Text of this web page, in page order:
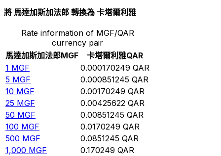
將 馬達加斯加法郎 轉換為 卡塔爾利雅
Rate information of MGF/QAR
currency pair
馬達加斯加法郎MGF 卡塔爾利雅QAR
1 MGF 0.000170249 QAR
5 MGF 0.000851245 QAR
10 MGF 0.00170249 QAR
25 MGF 0.00425622 QAR
50 MGF 0.00851245 QAR
100 MGF 0.0170249 QAR
500 MGF 0.0851245 QAR
1,000 MGF 0.170249 QAR